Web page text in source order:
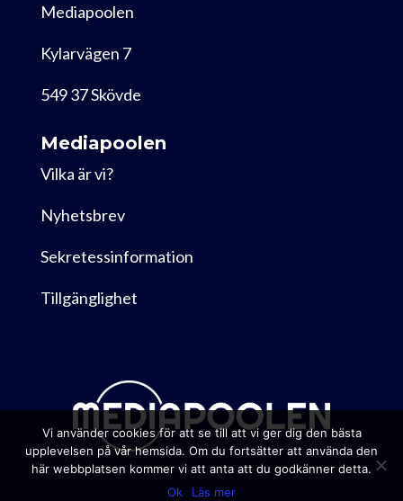
Mediapoolen
Kylarvägen 7
549 37 Skövde
Mediapoolen
Vilka är vi?
Nyhetsbrev
Sekretessinformation
Tillgänglighet
Vi använder cookies för att se till att vi ger dig den bästa
upplevelsen på vår hemsida. Om du fortsätter att använda den
här webbplatsen kommer vi att anta att du godkänner detta.
Ok
Läs mer